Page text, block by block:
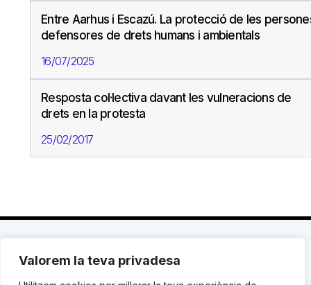
Valorem la teva privadesa
Entre Aarhus i Escazú. La protecció de les
defensores de drets humans i ambientals
16/07/2025
Resposta col·lectiva davant les vulneracions de
drets en la protesta
25/02/2017
C. Avinyó 44, 2n | 08002 Barcelona |
119 03 72|institut@idhc.org